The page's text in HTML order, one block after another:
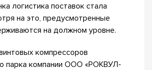
логистика поставок стала
на это, предусмотренные
на должном уровне.
компрессоров
парка компании ООО «РОКВУЛ-